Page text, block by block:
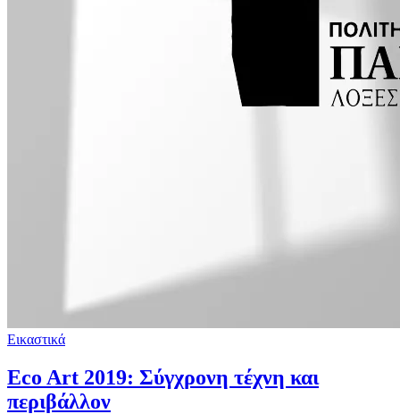
Εικαστικά
Eco Art 2019: Σύγχρονη τέχνη και
περιβάλλον